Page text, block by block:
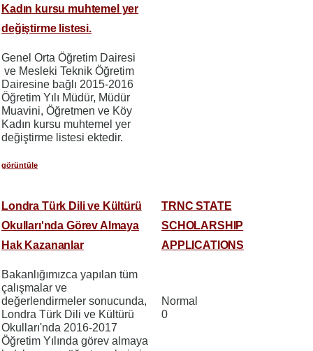
Kadın kursu muhtemel yer
değiştirme listesi.
Genel Orta Öğretim Dairesi
ve Mesleki Teknik Öğretim
Dairesine bağlı 2015-2016
Öğretim Yılı Müdür, Müdür
Muavini, Öğretmen ve Köy
Kadın kursu muhtemel yer
değiştirme listesi ektedir.
görüntüle
Londra Türk Dili ve Kültürü
Okulları'nda Görev Almaya
Hak Kazananlar
Bakanlığımızca yapılan tüm
çalışmalar ve
değerlendirmeler sonucunda,
Londra Türk Dili ve Kültürü
Okulları'nda 2016-2017
Öğretim Yılında görev almaya
TRNC STATE
SCHOLARSHIP
APPLICATIONS
Normal
0